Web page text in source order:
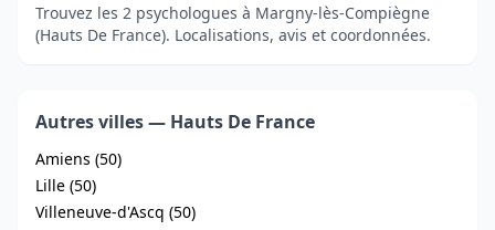
Trouvez les 2 psychologues à Margny-lès-Compiègne
(Hauts De France). Localisations, avis et coordonnées.
Autres villes — Hauts De France
Amiens (50)
Lille (50)
Villeneuve-d'Ascq (50)